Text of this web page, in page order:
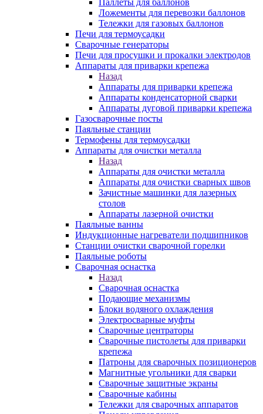
Паллеты для баллонов
Ложементы для перевозки баллонов
Тележки для газовых баллонов
Печи для термоусадки
Сварочные генераторы
Печи для просушки и прокалки электродов
Аппараты для приварки крепежа
Назад
Аппараты для приварки крепежа
Аппараты конденсаторной сварки
Аппараты дуговой приварки крепежа
Газосварочные посты
Паяльные станции
Термофены для термоусадки
Аппараты для очистки металла
Назад
Аппараты для очистки металла
Аппараты для очистки сварных швов
Зачистные машинки для лазерных
столов
Аппараты лазерной очистки
Паяльные ванны
Индукционные нагреватели подшипников
Станции очистки сварочной горелки
Паяльные роботы
Сварочная оснастка
Назад
Сварочная оснастка
Подающие механизмы
Блоки водяного охлаждения
Электросварные муфты
Сварочные центраторы
Сварочные пистолеты для приварки
крепежа
Патроны для сварочных позиционеров
Магнитные угольники для сварки
Сварочные защитные экраны
Сварочные кабины
Тележки для сварочных аппаратов